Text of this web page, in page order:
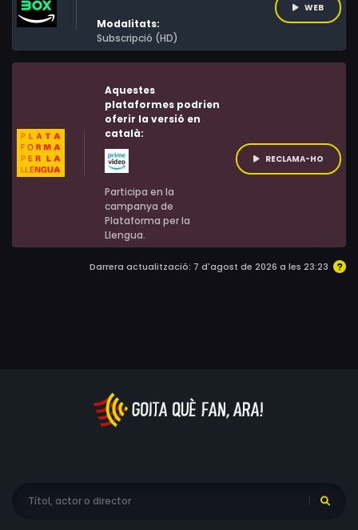
Modalitats:
Subscripció (HD)
WEB
Aquestes
plataformes podrien
oferir la versió en
català:
Participa en la
campanya de
Plataforma per la
Llengua.
RECLAMA-HO
Darrera actualització: 7 d'agost de 2026 a les 23:23